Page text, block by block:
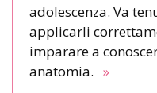
adolescenza. Va
applicarli
imparare a
anatomia. »